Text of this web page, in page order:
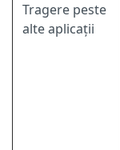
Tragere peste
alte aplicații